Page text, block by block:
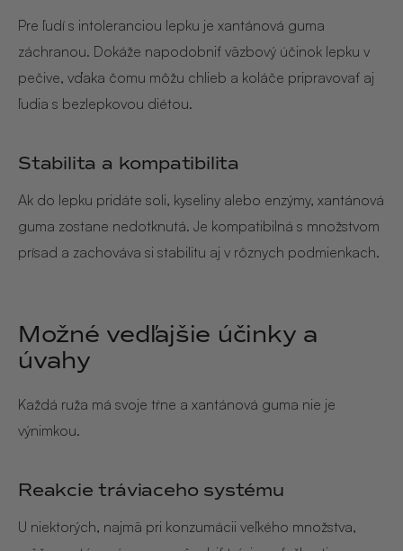
Pre ľudí s intoleranciou lepku je xantánová guma
záchranou. Dokáže napodobniť väzbový účinok lepku v
pečive, vďaka čomu môžu chlieb a koláče pripravovať aj
ľudia s bezlepkovou diétou.
Stabilita a kompatibilita
Ak do lepku pridáte soli, kyseliny alebo enzýmy, xantánová
guma zostane nedotknutá. Je kompatibilná s množstvom
prísad a zachováva si stabilitu aj v rôznych podmienkach.
Možné vedľajšie účinky a
úvahy
Každá ruža má svoje tŕne a xantánová guma nie je
výnimkou.
Reakcie tráviaceho systému
U niektorých, najmä pri konzumácii veľkého množstva,